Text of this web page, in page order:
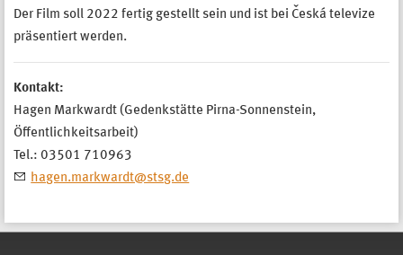
Der Film soll 2022 fertig gestellt sein und ist bei Česká televize
präsentiert werden.
Kontakt:
Hagen Markwardt (Gedenkstätte Pirna-Sonnenstein,
Öffentlichkeitsarbeit)
Tel.: 03501 710963
hagen.markwardt@stsg.de